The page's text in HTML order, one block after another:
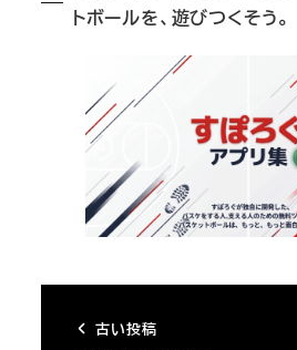
トボールを、遊びつくそう。
古い投稿